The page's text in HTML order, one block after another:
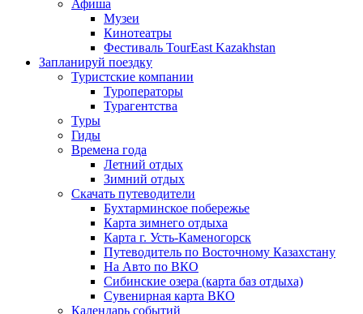
Афиша
Музеи
Кинотеатры
Фестиваль TourEast Kazakhstan
Запланируй поездку
Туристские компании
Туроператоры
Турагентства
Туры
Гиды
Времена года
Летний отдых
Зимний отдых
Скачать путеводители
Бухтарминское побережье
Карта зимнего отдыха
Карта г. Усть-Каменогорск
Путеводитель по Восточному Казахстану
На Авто по ВКО
Сибинские озера (карта баз отдыха)
Сувенирная карта ВКО
Календарь событий